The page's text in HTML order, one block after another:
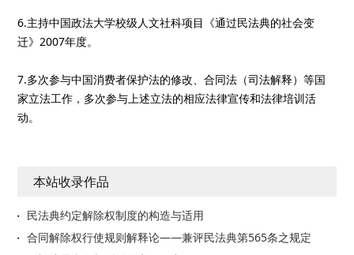
6.主持中国政法大学校级人文社科项目《通过民法典的社会变
迁》2007年度。
7.多次参与中国消费者保护法的修改、合同法（司法解释）等国
家立法工作，多次参与上述立法的相应法律宣传和法律培训活
动。
本站收录作品
民法典约定解除权制度的构造与适用
合同解除权行使规则解释论——兼评民法典第565条之规定